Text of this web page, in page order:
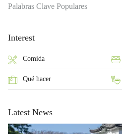
Palabras Clave Populares
Interest
Comida
Qué hacer
Latest News